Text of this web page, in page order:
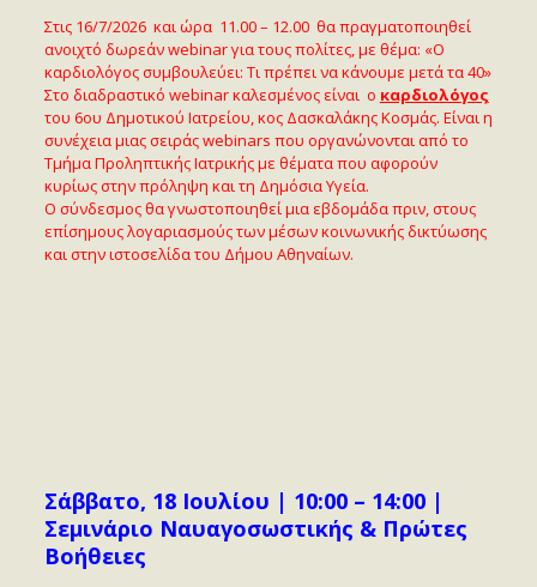
Στις 16/7/2026 και ώρα 11.00 – 12.00 θα πραγματοποιηθεί
ανοιχτό δωρεάν webinar για τους πολίτες, με θέμα: «Ο
καρδιολόγος συμβουλεύει: Τι πρέπει να κάνουμε μετά τα 40»
Στο διαδραστικό webinar καλεσμένος είναι ο καρδιολόγος
του 6ου Δημοτικού Ιατρείου, κος Δασκαλάκης Κοσμάς. Είναι η
συνέχεια μιας σειράς webinars που οργανώνονται από το
Τμήμα Προληπτικής Ιατρικής με θέματα που αφορούν
κυρίως στην πρόληψη και τη Δημόσια Υγεία.
Ο σύνδεσμος θα γνωστοποιηθεί μια εβδομάδα πριν, στους
επίσημους λογαριασμούς των μέσων κοινωνικής δικτύωσης
και στην ιστοσελίδα του Δήμου Αθηναίων.
Σάββατο, 18 Ιουλίου | 10:00 – 14:00 |
Σεμινάριο Ναυαγοσωστικής & Πρώτες
Βοήθειες